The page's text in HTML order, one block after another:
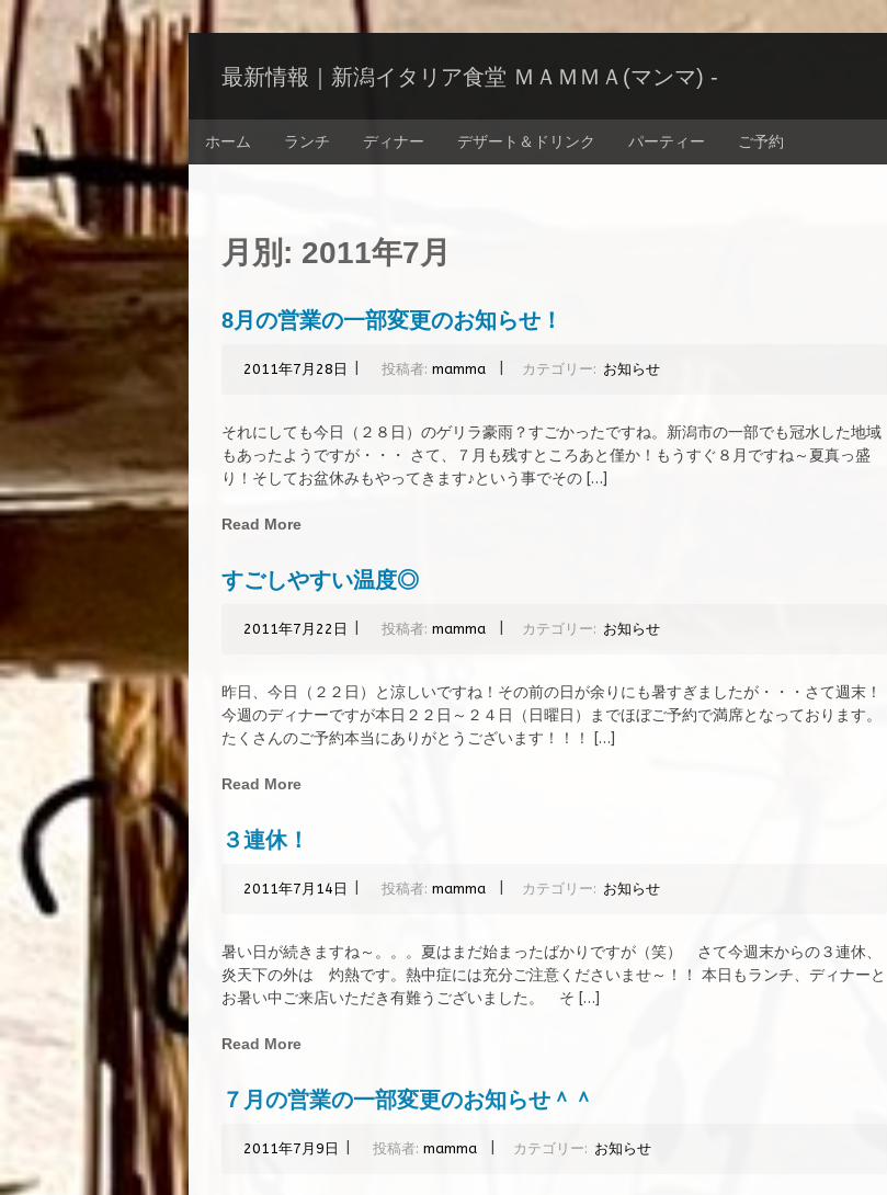
コ
ツ
へ
プ
最新情報｜新潟イタリア食堂 ＭＡＭＭＡ(マンマ) -
ン
ツ
へ
キ
ホーム ランチ ディナー デザート＆ドリンク パーティー ご予約
月別: 2011年7月
8月の営業の一部変更のお知らせ！
2011年7月28日 投稿者: mamma カテゴリー: お知らせ
それにしても今日（２８日）のゲリラ豪雨？すごかったですね。新潟市の一部でも冠水した地域
もあったようですが・・・ さて、７月も残すところあと僅か！もうすぐ８月ですね～夏真っ盛
り！そしてお盆休みもやってきます♪という事でその […]
Read More
すごしやすい温度◎
2011年7月22日 投稿者: mamma カテゴリー: お知らせ
昨日、今日（２２日）と涼しいですね！その前の日が余りにも暑すぎましたが・・・さて週末！
今週のディナーですが本日２２日～２４日（日曜日）までほぼご予約で満席となっております。
たくさんのご予約本当にありがとうございます！！！ […]
Read More
３連休！
2011年7月14日 投稿者: mamma カテゴリー: お知らせ
暑い日が続きますね～。。。夏はまだ始まったばかりですが（笑） さて今週末からの３連休、
炎天下の外は 灼熱です。熱中症には充分ご注意くださいませ～！！ 本日もランチ、ディナーと
お暑い中ご来店いただき有難うございました。 そ […]
Read More
７月の営業の一部変更のお知らせ＾＾
2011年7月9日 投稿者: mamma カテゴリー: お知らせ